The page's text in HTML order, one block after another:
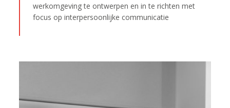
werkomgeving te ontwerpen en in te richten met
focus op interpersoonlijke communicatie